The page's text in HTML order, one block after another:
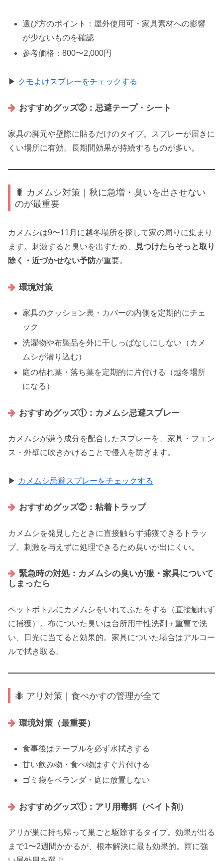
選び方のポイント：屋外使用可・家具素材への影響
が少ないものを確認
参考価格：800〜2,000円
▶ クモよけスプレーをチェックする
おすすめグッズ②：忌避テープ・シート
家具の脚元や壁際に貼るだけのタイプ。スプレーが届きに
くい場所に有効。長期間効果が持続するものが多い。
🐛 カメムシ対策｜秋に急増・臭いを出させない
のが最重要
カメムシは9〜11月に越冬場所を探して家の周りに集まり
ます。刺激すると臭いを出すため、
見つけたらそっと取り
除く・近づかせない予防が重要。
環境対策
家具のクッション裏・カバーの内側を定期的にチェ
ック
洗濯物や布製品を外に干しっぱなしにしない（カメ
ムシが潜り込む）
庭の枯れ葉・落ち葉を定期的に片付ける（越冬場所
になる）
おすすめグッズ①：カメムシ忌避スプレー
カメムシが嫌う成分を配合したスプレーを、家具・フェン
ス・外壁に吹きかけることで侵入を防ぎます。
▶ カメムシ忌避スプレーをチェックする
おすすめグッズ②：粘着トラップ
カメムシを発見したときに直接触らず捕獲できるトラッ
プ。刺激を与えずに処理できるため臭いが出にくい。
緊急時の対処：カメムシの臭いが服・家具について
しまったら
ペットボトルにカメムシをいれてふたをする（直接触れず
に捕獲）。布についた臭いは台所用中性洗剤＋重曹で洗
い、日光に当てると効果的。家具についた場合はアルコー
ルで拭き取る。
🐜 アリ対策｜食べかすの管理が全て
環境対策（最重要）
食事後はテーブルを必ず水拭きする
甘い飲み物・食べ物はすぐ片付ける
ゴミ袋をベランダ・庭に放置しない
おすすめグッズ①：アリ用毒餌（ベイト剤）
アリが巣に持ち帰って巣ごと駆除するタイプ。効果が出る
まで1〜2週間かかるが、根本解決に最も効果的。雨に強